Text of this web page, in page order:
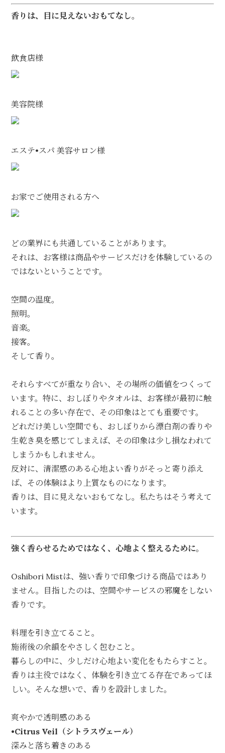
香りは、目に見えないおもてなし。
飲食店様
美容院様
エステ•スパ 美容サロン様
お家でご使用される方へ
どの業界にも共通していることがあります。
それは、お客様は商品やサービスだけを体験しているの
ではないということです。
空間の温度。
照明。
音楽。
接客。
そして香り。
それらすべてが重なり合い、その場所の価値をつくって
います。特に、おしぼりやタオルは、お客様が最初に触
れることの多い存在で、その印象はとても重要です。
どれだけ美しい空間でも、おしぼりから漂白剤の香りや
生乾き臭を感じてしまえば、その印象は少し損なわれて
しまうかもしれません。
反対に、清潔感のある心地よい香りがそっと寄り添え
ば、その体験はより上質なものになります。
香りは、目に見えないおもてなし。私たちはそう考えて
います。
強く香らせるためではなく、心地よく整えるために。
Oshibori Mistは、強い香りで印象づける商品ではあり
ません。目指したのは、空間やサービスの邪魔をしない
香りです。
料理を引き立てること。
施術後の余韻をやさしく包むこと。
暮らしの中に、少しだけ心地よい変化をもたらすこと。
香りは主役ではなく、体験を引き立てる存在であってほ
しい。そんな想いで、香りを設計しました。
爽やかで透明感のある
•Citrus Veil（シトラスヴェール）
深みと落ち着きのある